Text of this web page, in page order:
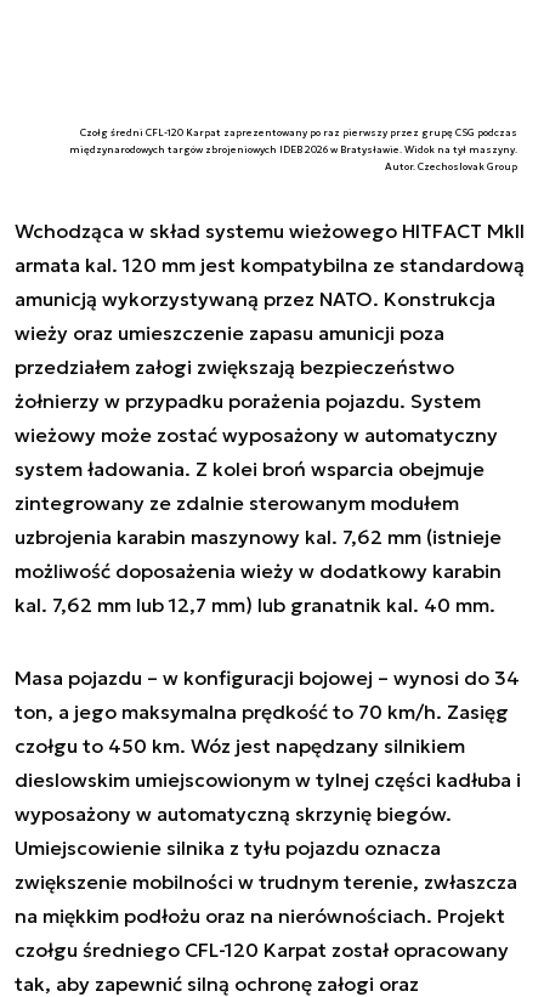
Czołg średni CFL-120 Karpat zaprezentowany po raz pierwszy przez grupę CSG podczas
międzynarodowych targów zbrojeniowych IDEB 2026 w Bratysławie. Widok na tył maszyny.
Autor. Czechoslovak Group
Wchodząca w skład systemu wieżowego HITFACT MkII
armata kal. 120 mm jest kompatybilna ze standardową
amunicją wykorzystywaną przez NATO. Konstrukcja
wieży oraz umieszczenie zapasu amunicji poza
przedziałem załogi zwiększają bezpieczeństwo
żołnierzy w przypadku porażenia pojazdu. System
wieżowy może zostać wyposażony w automatyczny
system ładowania. Z kolei broń wsparcia obejmuje
zintegrowany ze zdalnie sterowanym modułem
uzbrojenia karabin maszynowy kal. 7,62 mm (istnieje
możliwość doposażenia wieży w dodatkowy karabin
kal. 7,62 mm lub 12,7 mm) lub granatnik kal. 40 mm.
Masa pojazdu – w konfiguracji bojowej – wynosi do 34
ton, a jego maksymalna prędkość to 70 km/h. Zasięg
czołgu to 450 km. Wóz jest napędzany silnikiem
dieslowskim umiejscowionym w tylnej części kadłuba i
wyposażony w automatyczną skrzynię biegów.
Umiejscowienie silnika z tyłu pojazdu oznacza
zwiększenie mobilności w trudnym terenie, zwłaszcza
na miękkim podłożu oraz na nierównościach. Projekt
czołgu średniego CFL-120 Karpat został opracowany
tak, aby zapewnić silną ochronę załogi oraz